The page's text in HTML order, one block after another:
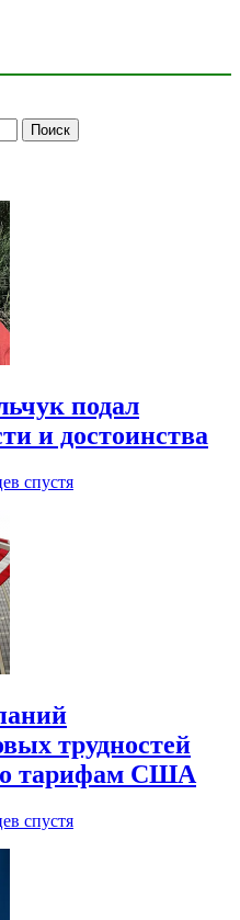
подал
и достоинства
спустя
трудностей
тарифам США
спустя